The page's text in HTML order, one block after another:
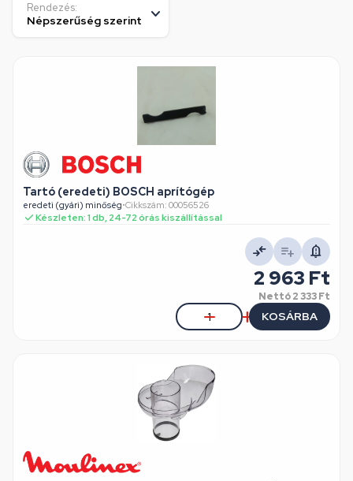
Rendezés:
Tartó (eredeti) BOSCH aprítógép
eredeti (gyári) minőség•Cikkszám: 00056526
Készleten: 1 db, 24-72 órás kiszállítással
2 963 Ft
Nettó2 333 Ft
KOSÁRBA